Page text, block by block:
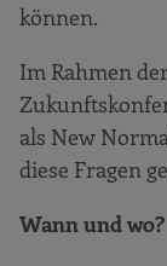
können.
Im Rahmen
als New
diese Fragen
Wann und wo?